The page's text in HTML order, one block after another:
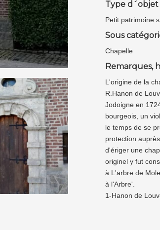
Type d´objet
Petit patrimoine
Sous
Chapelle
Remarques,
L'origine de la
R.Hanon de
Jodoigne en
bourgeois, un
le temps de se
protection
d'ériger une
originel y fut
à L'arbre de
à l'Arbre'.
1-Hanon de